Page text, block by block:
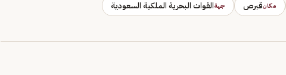
مكانقبرص جهةالقوات البحرية الملكية السعودية